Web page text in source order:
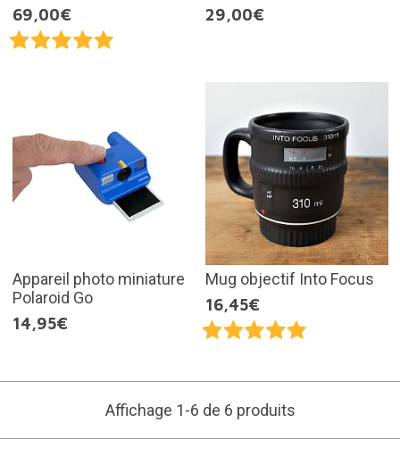
69,00€
29,00€
Appareil photo miniature
Polaroid Go
14,95€
Mug objectif Into Focus
16,45€
Affichage 1-6 de 6 produits